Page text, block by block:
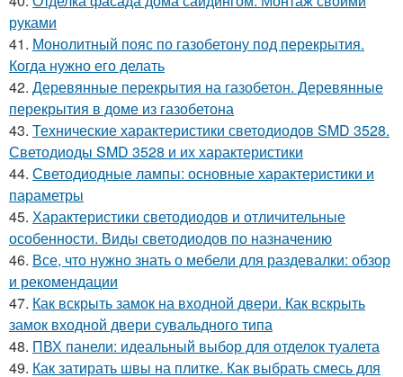
руками
41. Монолитный пояс по газобетону под перекрытия.
Когда нужно его делать
42. Деревянные перекрытия на газобетон. Деревянные
перекрытия в доме из газобетона
43. Технические характеристики светодиодов SMD 3528.
Светодиоды SMD 3528 и их характеристики
44. Светодиодные лампы: основные характеристики и
параметры
45. Характеристики светодиодов и отличительные
особенности. Виды светодиодов по назначению
46. Все, что нужно знать о мебели для раздевалки: обзор
и рекомендации
47. Как вскрыть замок на входной двери. Как вскрыть
замок входной двери сувальдного типа
48. ПВХ панели: идеальный выбор для отделок туалета
49. Как затирать швы на плитке. Как выбрать смесь для